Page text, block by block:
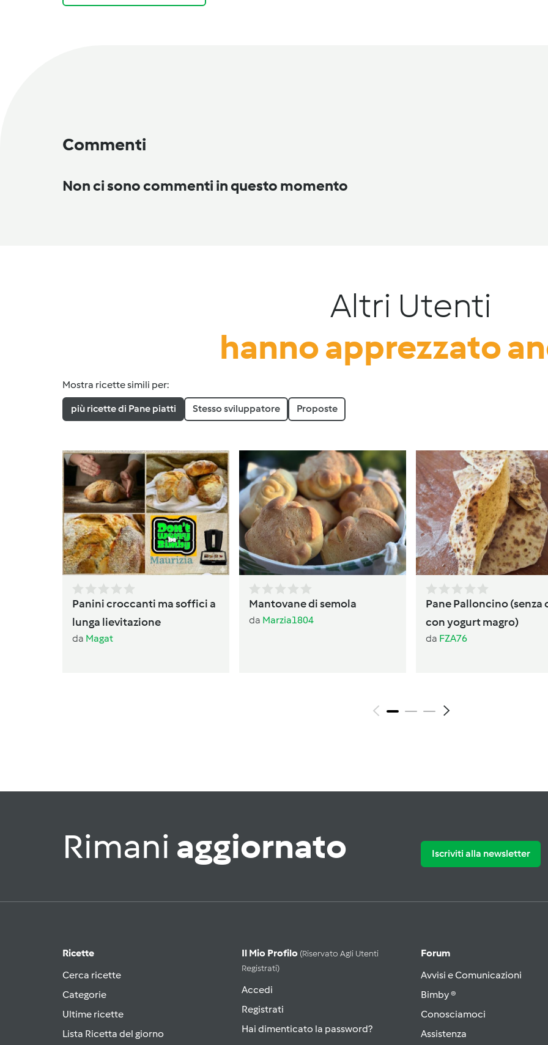
Commenti
Non ci sono commenti in questo momento
Altri Utenti
hanno apprezzato
Mostra ricette simili per:
più ricette di Pane piatti Stesso sviluppatore Proposte
Panini croccanti ma soffici a
lunga lievitazione
da Magat
Mantovane di semola
da Marzia1804
Pane Palloncino (senza
con yogurt magro)
da FZA76
Rimani aggiornato Iscriviti alla newsletter
Ricette
Cerca ricette
Categorie
Ultime ricette
Lista Ricetta del giorno
Il Mio Profilo (riservato Agli Utenti
Registrati)
Accedi
Registrati
Hai dimenticato la password?
Forum
Avvisi e Comunicazioni
Bimby ®
Conosciamoci
Assistenza